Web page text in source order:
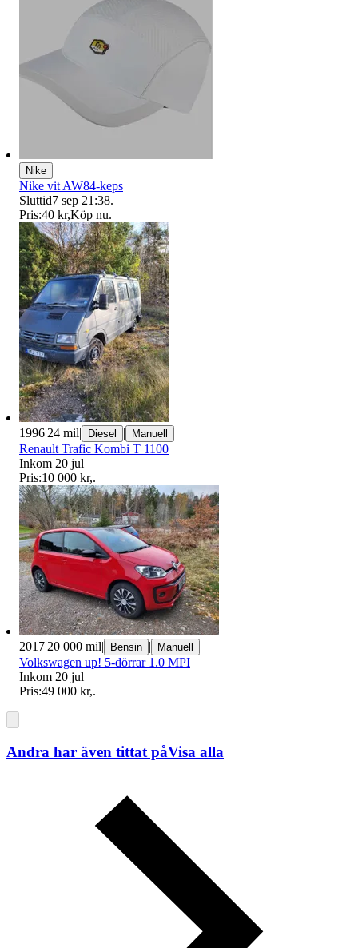
Nike
Nike vit AW84-keps
Sluttid7 sep 21:38.
Pris:40 kr,Köp nu.
1996|24 mil| Diesel | Manuell
Renault Trafic Kombi T 1100
Inkom 20 jul
Pris:10 000 kr,.
2017|20 000 mil| Bensin | Manuell
Volkswagen up! 5-dörrar 1.0 MPI
Inkom 20 jul
Pris:49 000 kr,.
Andra har även tittat påVisa alla